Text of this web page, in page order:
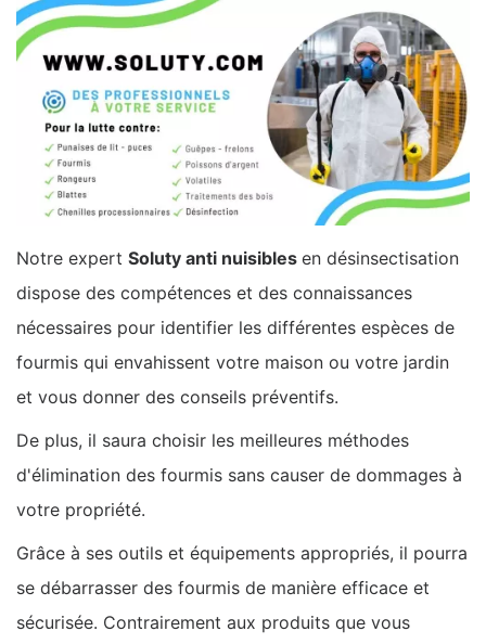
Notre expert Soluty anti nuisibles en désinsectisation
dispose des compétences et des connaissances
nécessaires pour identifier les différentes espèces de
fourmis qui envahissent votre maison ou votre jardin
et vous donner des conseils préventifs.
De plus, il saura choisir les meilleures méthodes
d'élimination des fourmis sans causer de dommages à
votre propriété.
Grâce à ses outils et équipements appropriés, il pourra
se débarrasser des fourmis de manière efficace et
sécurisée. Contrairement aux produits que vous